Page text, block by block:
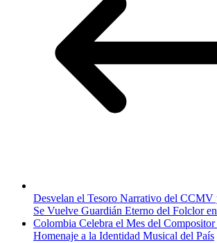
Desvelan el Tesoro Narrativo del CCMV
Se Vuelve Guardián Eterno del Folclor
Colombia Celebra el Mes del
Homenaje a la Identidad Musical del País